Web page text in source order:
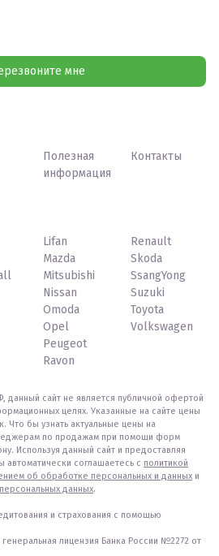
мне
Полезная
информация
Контакты
Lifan
Mazda
Mitsubishi
Nissan
Omoda
Opel
Peugeot
Ravon
Renault
Skoda
SsangYong
Suzuki
Toyota
Volkswagen
данный сайт не является публичной офертой
целях. Указанные на сайте цены
Что бы узнать актуальные цены на
по продажам при помощи форм
Используя данный сайт и предоставляя
соглашаетесь с политикой
об обработке персональных и данных и
данных.
и страхования с помощью
лицензия Банка России №2272 от